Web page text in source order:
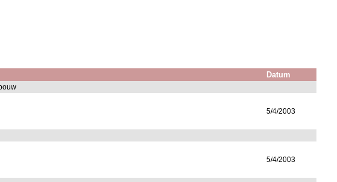
Datum
5/4/2003
5/4/2003